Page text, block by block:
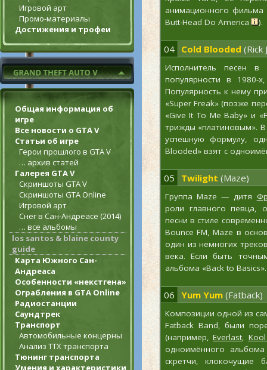
Игровой арт
Промо-материалы
Достижения и трофеи
Общая информация об
игре
Все новости о GTA V
Статьи об игре
Герои прошлого в GTA V
… архив статей
Галерея GTA V
Скриншоты GTA V
Скриншоты GTA Online
Игровой арт
Снег в Сан-Андреасе (2014)
… все альбомы
los santos & blaine county
guide
Карта Южного Сан-
Андреаса
Особенности «некстгена»
Ограбления в GTA Online
Радиостанции
Саундтрек
Транспорт
Автомобильные концерны
Анализ ТТХ транспорта
Тюнинг транспорта
Умения и характеристики
анимационного фильма
Butt-Head Do America
).
04 Cold Blooded (Rick
Исполнитель песен
популярности в
Популярность к нему
«Super Freak» (позже
«Give It To Me Baby» и
трижды «платиновым».
успешную формулу,
Blooded» взят с
05 Twilight (Maze)
Группа Maze — дитя
роли главного певца,
песни в стиле
Bounce FM, Maze в
один из немногих
века. Если быть
альбома «Back to Basics».
06 Yum Yum(Fatback)
Композиции одной из
Fatback Band, были
(например,Everlast,
одноимённого
скретчи,